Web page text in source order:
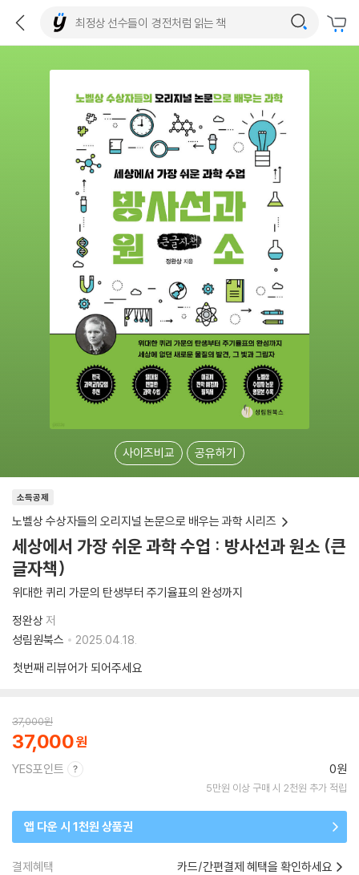
사이즈비교 공유하기
소득공제
노벨상 수상자들의 오리지널 논문으로 배우는 과학 시리즈
세상에서 가장 쉬운 과학 수업 : 방사선과 원소 (큰
글자책)
위대한 퀴리 가문의 탄생부터 주기율표의 완성까지
정완상 저
성림원북스
2025.04.18.
첫번째 리뷰어가 되어주세요
37,000원
37,000
YES포인트 0원
5만원 이상 구매 시 2천원 추가 적립
앱 다운 시 1천원 상품권
결제혜택 카드/간편결제 혜택을 확인하세요